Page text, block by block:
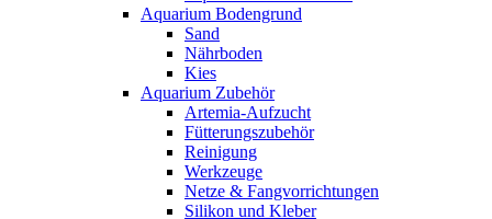
Aquarium Bodengrund
Sand
Nährboden
Kies
Aquarium Zubehör
Artemia-Aufzucht
Fütterungszubehör
Reinigung
Werkzeuge
Netze & Fangvorrichtungen
Silikon und Kleber